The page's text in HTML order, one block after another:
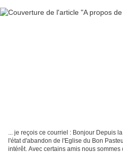
... je reçois ce courriel : Bonjour Depuis
l'état d'abandon de l'Eglise du Bon
intérêt. Avec certains amis nous sommes